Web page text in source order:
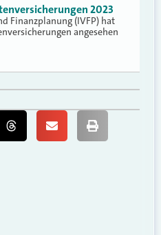
2023
Finanzplanung (IVFP) hat
angesehen